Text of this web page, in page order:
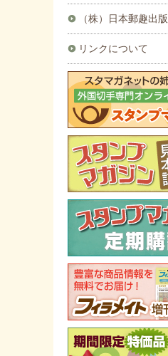
（株）日本郵趣出版
リンクについて